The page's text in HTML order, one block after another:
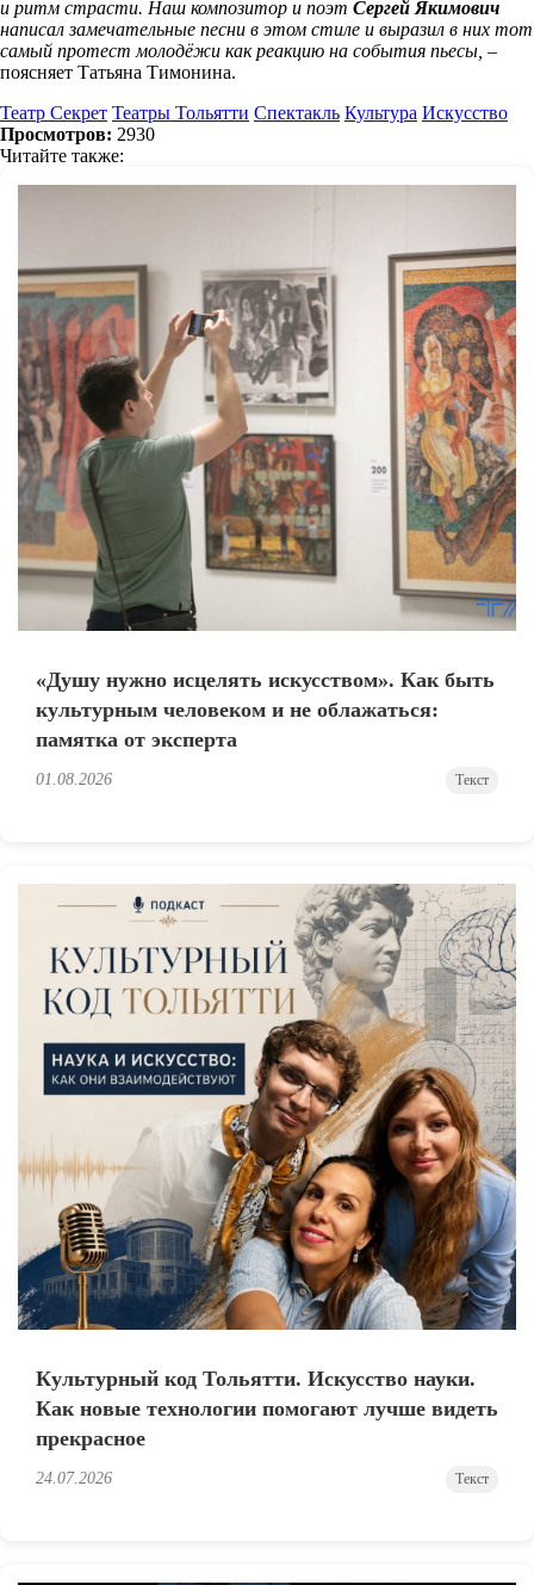
и ритм страсти. Наш композитор и поэт Сергей Якимович
написал замечательные песни в этом стиле и выразил в них тот
самый протест молодёжи как реакцию на события пьесы, –
поясняет Татьяна Тимонина.
Театр Секрет Театры Тольятти Спектакль Культура Искусство
Просмотров: 2930
Читайте также:
«Душу нужно исцелять искусством». Как быть
культурным человеком и не облажаться:
памятка от эксперта
01.08.2026 Текст
Культурный код Тольятти. Искусство науки.
Как новые технологии помогают лучше видеть
прекрасное
24.07.2026 Текст